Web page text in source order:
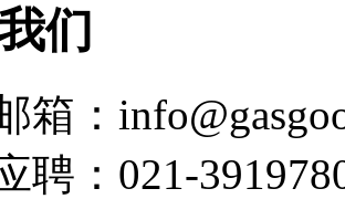
们
箱：
聘：021-